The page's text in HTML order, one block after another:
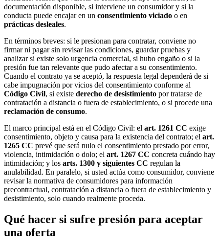
documentación disponible, si interviene un consumidor y si la
conducta puede encajar en un consentimiento viciado o en
prácticas desleales.
En términos breves: si le presionan para contratar, conviene no
firmar ni pagar sin revisar las condiciones, guardar pruebas y
analizar si existe solo urgencia comercial, si hubo engaño o si la
presión fue tan relevante que pudo afectar a su consentimiento.
Cuando el contrato ya se aceptó, la respuesta legal dependerá de si
cabe impugnación por vicios del consentimiento conforme al
Código Civil, si existe derecho de desistimiento por tratarse de
contratación a distancia o fuera de establecimiento, o si procede una
reclamación de consumo.
El marco principal está en el Código Civil: el art. 1261 CC exige
consentimiento, objeto y causa para la existencia del contrato; el art.
1265 CC prevé que será nulo el consentimiento prestado por error,
violencia, intimidación o dolo; el art. 1267 CC concreta cuándo hay
intimidación; y los arts. 1300 y siguientes CC regulan la
anulabilidad. En paralelo, si usted actúa como consumidor, conviene
revisar la normativa de consumidores para información
precontractual, contratación a distancia o fuera de establecimiento y
desistimiento, solo cuando realmente proceda.
Qué hacer si sufre presión para aceptar
una oferta